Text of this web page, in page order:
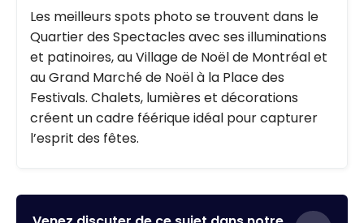
Les meilleurs spots photo se trouvent dans le
Quartier des Spectacles avec ses illuminations
et patinoires, au Village de Noël de Montréal et
au Grand Marché de Noël à la Place des
Festivals. Chalets, lumières et décorations
créent un cadre féérique idéal pour capturer
l’esprit des fêtes.